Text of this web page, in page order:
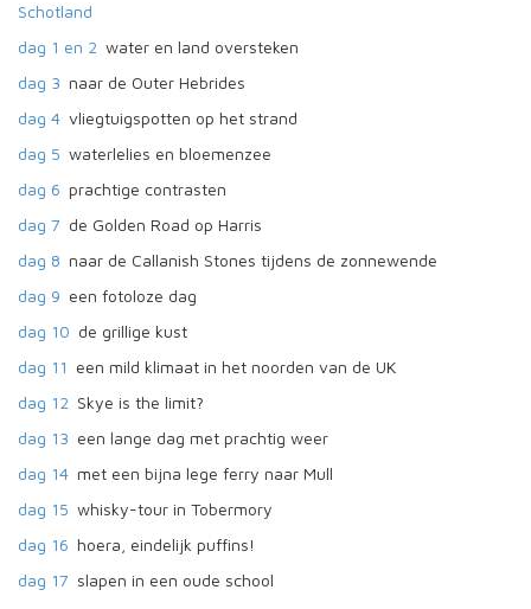
Schotland
dag 1 en 2 water en land oversteken
dag 3 naar de Outer Hebrides
dag 4 vliegtuigspotten op het strand
dag 5 waterlelies en bloemenzee
dag 6 prachtige contrasten
dag 7 de Golden Road op Harris
dag 8 naar de Callanish Stones tijdens de zonnewende
dag 9 een fotoloze dag
dag 10 de grillige kust
dag 11 een mild klimaat in het noorden van de UK
dag 12 Skye is the limit?
dag 13 een lange dag met prachtig weer
dag 14 met een bijna lege ferry naar Mull
dag 15 whisky-tour in Tobermory
dag 16 hoera, eindelijk puffins!
dag 17 slapen in een oude school